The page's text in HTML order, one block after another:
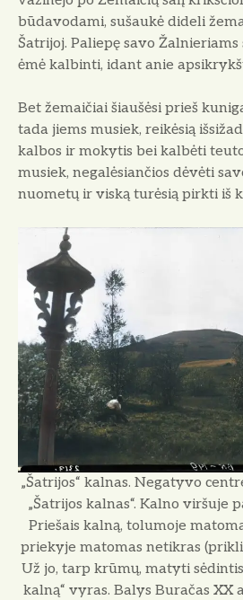
būdavodami, sušaukė dideli
Šatrijoj. Paliepę savo
ėmė kalbin­ti, idant anie
Bet žemaičiai šiaušėsi prieš
tada jiems musiek, reikėsią
kalbos ir mokytis bei kalbėti
musiek, negalėsiančios dėvėti
nuometų ir viską turėsią pirkti iš
„Šatrijos“ kalnas. Negatyvo
„Šatrijos kalnas“. Kalno viršuje
Priešais kalną, tolumoje
priekyje matomas netikras
Už jo, tarp krūmų, matyti
kalną“ vyras. Balys Buračas XX